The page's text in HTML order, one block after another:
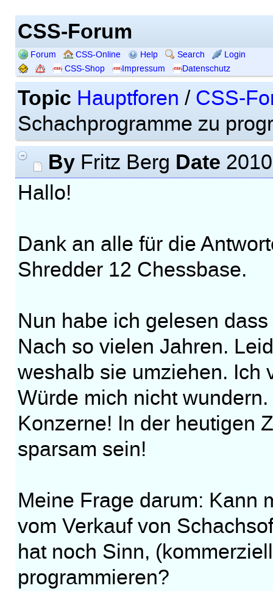
CSS-Forum
Forum CSS-Online Help Search
Login
CSS-Shop
Impressum Datenschutz
Topic Hauptforen / CSS-
Schachprogramme zu
ByFritz Berg Date
Hallo!
Dank an alle für die
Shredder 12 Chessbase.
Nun habe ich gelesen
Nach so vielen Jahren.
weshalb sie umziehen. Ich
Würde mich nicht
Konzerne! In der heutigen
sparsam sein!
Meine Frage darum: Kann
vom Verkauf von
hat noch Sinn,
programmieren?